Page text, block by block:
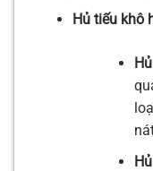
Hủ tiếu khô